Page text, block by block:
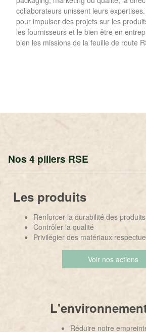
collaborateurs unissent leurs
pour impulser des projets sur les
les fournisseurs et le bien être en
bien les missions de la feuille de route
Nos 4 piliers RSE
Les produits
Renforcer la durabilité des produits
Contrôler la qualité
Privilégier des matériaux
Voir nos actions
Réduire notre